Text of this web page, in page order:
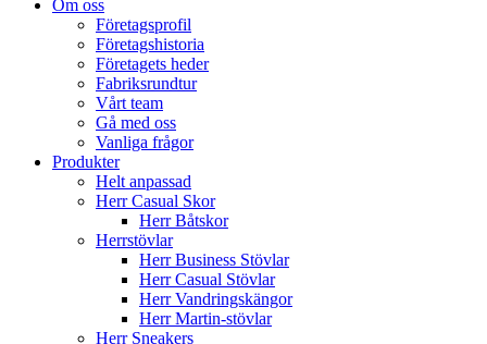
Om oss
Företagsprofil
Företagshistoria
Företagets heder
Fabriksrundtur
Vårt team
Gå med oss
Vanliga frågor
Produkter
Helt anpassad
Herr Casual Skor
Herr Båtskor
Herrstövlar
Herr Business Stövlar
Herr Casual Stövlar
Herr Vandringskängor
Herr Martin-stövlar
Herr Sneakers